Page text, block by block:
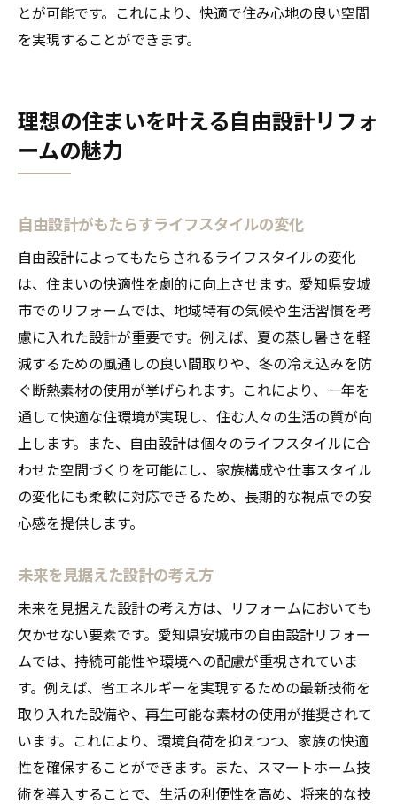
とが可能です。これにより、快適で住み心地の良い空間
を実現することができます。
理想の住まいを叶える自由設計リフォ
ームの魅力
自由設計がもたらすライフスタイルの変化
自由設計によってもたらされるライフスタイルの変化
は、住まいの快適性を劇的に向上させます。愛知県安城
市でのリフォームでは、地域特有の気候や生活習慣を考
慮に入れた設計が重要です。例えば、夏の蒸し暑さを軽
減するための風通しの良い間取りや、冬の冷え込みを防
ぐ断熱素材の使用が挙げられます。これにより、一年を
通して快適な住環境が実現し、住む人々の生活の質が向
上します。また、自由設計は個々のライフスタイルに合
わせた空間づくりを可能にし、家族構成や仕事スタイル
の変化にも柔軟に対応できるため、長期的な視点での安
心感を提供します。
未来を見据えた設計の考え方
未来を見据えた設計の考え方は、リフォームにおいても
欠かせない要素です。愛知県安城市の自由設計リフォー
ムでは、持続可能性や環境への配慮が重視されていま
す。例えば、省エネルギーを実現するための最新技術を
取り入れた設備や、再生可能な素材の使用が推奨されて
います。これにより、環境負荷を抑えつつ、家族の快適
性を確保することができます。また、スマートホーム技
術を導入することで、生活の利便性を高め、将来的な技